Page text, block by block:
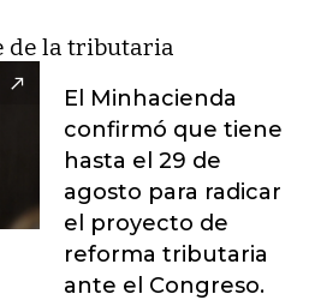
de la tributaria
El Minhacienda
confirmó que tiene
hasta el 29 de
agosto para radicar
el proyecto de
reforma tributaria
ante el Congreso.